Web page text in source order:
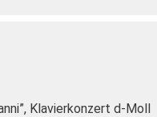
Klavierkonzert d-Moll